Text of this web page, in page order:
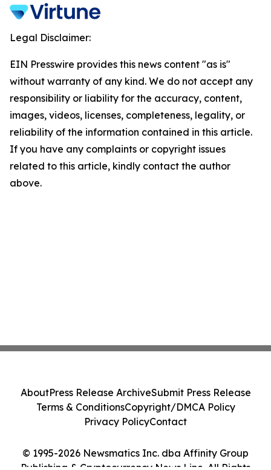
Legal Disclaimer:
EIN Presswire provides this news content "as is"
without warranty of any kind. We do not accept any
responsibility or liability for the accuracy, content,
images, videos, licenses, completeness, legality, or
reliability of the information contained in this article.
If you have any complaints or copyright issues
related to this article, kindly contact the author
above.
© 1995-2026 Newsmatics Inc. dba Affinity Group
Publishing & Cryptocurrency News Line. All Rights
AboutPress Release ArchiveSubmit Press Release
Terms & ConditionsCopyright/DMCA Policy
Privacy PolicyContact